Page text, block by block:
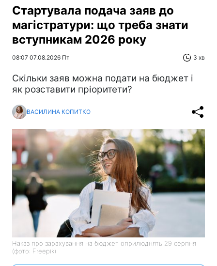
Стартувала подача заяв до
магістратури: що треба знати
вступникам 2026 року
08:07 07.08.2026 Пт 3 хв
Скільки заяв можна подати на бюджет і
як розставити пріоритети?
ВАСИЛИНА КОПИТКО
Наказ про зарахування на бюджет оприлюднять 29 серпня
(фото: Freepik)